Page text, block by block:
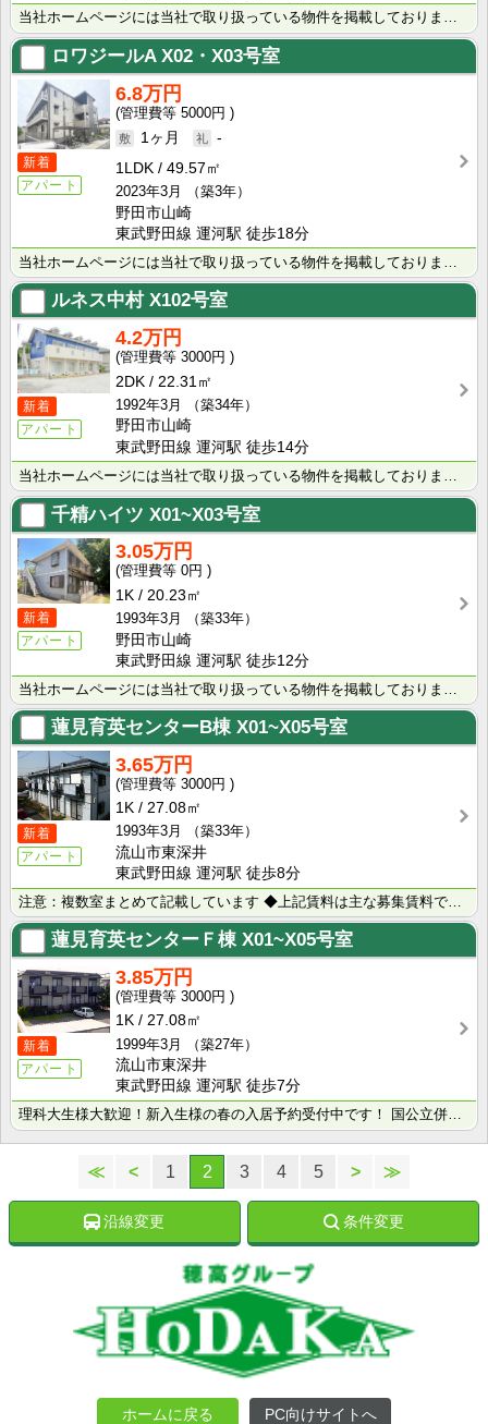
当社ホームページには当社で取り扱っている物件を掲載しております。 現在の募集状況に関しては、スタッフ･･･
ロワジールAX02・X03号室
新着
アパート
6.8万円
5000円
1ヶ月
-
1LDK
49.57㎡
2023年3月
（築3年）
野田市山崎
東武野田線 運河駅 徒歩18分
ルネス中村X102号室
新着
アパート
4.2万円
3000円
2DK
22.31㎡
1992年3月
（築34年）
野田市山崎
東武野田線 運河駅 徒歩14分
千精ハイツ X01~X03号室
新着
アパート
3.05万円
0円
1K
20.23㎡
1993年3月
（築33年）
野田市山崎
東武野田線 運河駅 徒歩12分
蓮見育英センターB棟 X01~X05号室
新着
アパート
3.65万円
3000円
1K
27.08㎡
1993年3月
（築33年）
流山市東深井
東武野田線 運河駅 徒歩8分
注意：複数室まとめて記載しています ◆上記賃料は主な募集賃料です（3.4万円～3.9万円） ◆･･･
蓮見育英センターＦ棟X01~X05号室
新着
アパート
3.85万円
3000円
1K
27.08㎡
1999年3月
（築27年）
流山市東深井
東武野田線 運河駅 徒歩7分
理科大生様大歓迎！新入生様の春の入居予約受付中です！ 国公立併願受験の方も国公立の合格発表日まで無料･･･
≪ < 1 2 3 4 5 > ≫
沿線変更 条件変更
ホームに戻る PC向けサイトへ